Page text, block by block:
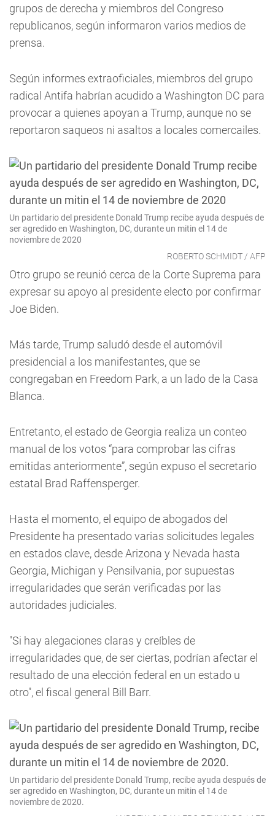
grupos de derecha y miembros del Congreso
republicanos, según informaron varios medios de
prensa.
Según informes extraoficiales, miembros del grupo
radical Antifa habrían acudido a Washington DC para
provocar a quienes apoyan a Trump, aunque no se
reportaron saqueos ni asaltos a locales comercailes.
Un partidario del presidente Donald Trump recibe ayuda después de
ser agredido en Washington, DC, durante un mitin el 14 de
noviembre de 2020
ROBERTO SCHMIDT / AFP
Otro grupo se reunió cerca de la Corte Suprema para
expresar su apoyo al presidente electo por confirmar
Joe Biden.
Más tarde, Trump saludó desde el automóvil
presidencial a los manifestantes, que se
congregaban en Freedom Park, a un lado de la Casa
Blanca.
Entretanto, el estado de Georgia realiza un conteo
manual de los votos “para comprobar las cifras
emitidas anteriormente”, según expuso el secretario
estatal Brad Raffensperger.
Hasta el momento, el equipo de abogados del
Presidente ha presentado varias solicitudes legales
en estados clave, desde Arizona y Nevada hasta
Georgia, Michigan y Pensilvania, por supuestas
irregularidades que serán verificadas por las
autoridades judiciales.
"Si hay alegaciones claras y creíbles de
irregularidades que, de ser ciertas, podrían afectar el
resultado de una elección federal en un estado u
otro", el fiscal general Bill Barr.
Un partidario del presidente Donald Trump, recibe ayuda después de
ser agredido en Washington, DC, durante un mitin el 14 de
noviembre de 2020.